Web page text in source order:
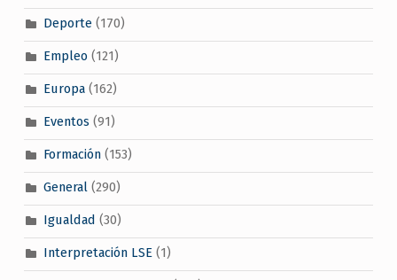
Deporte(170)
Empleo (121)
Europa(162)
Eventos (91)
Formación(153)
General(290)
Igualdad (30)
Interpretación LSE(1)